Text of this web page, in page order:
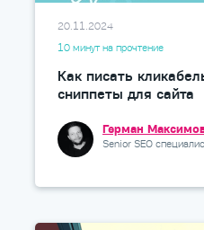
20.11.2024
10 минут на прочтение
Как писать
сниппеты для сайта
Герман
Senior SEO